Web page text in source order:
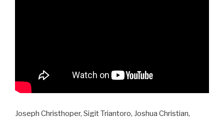
Joseph Christhoper, Sigit Triantoro, Joshua Christian,